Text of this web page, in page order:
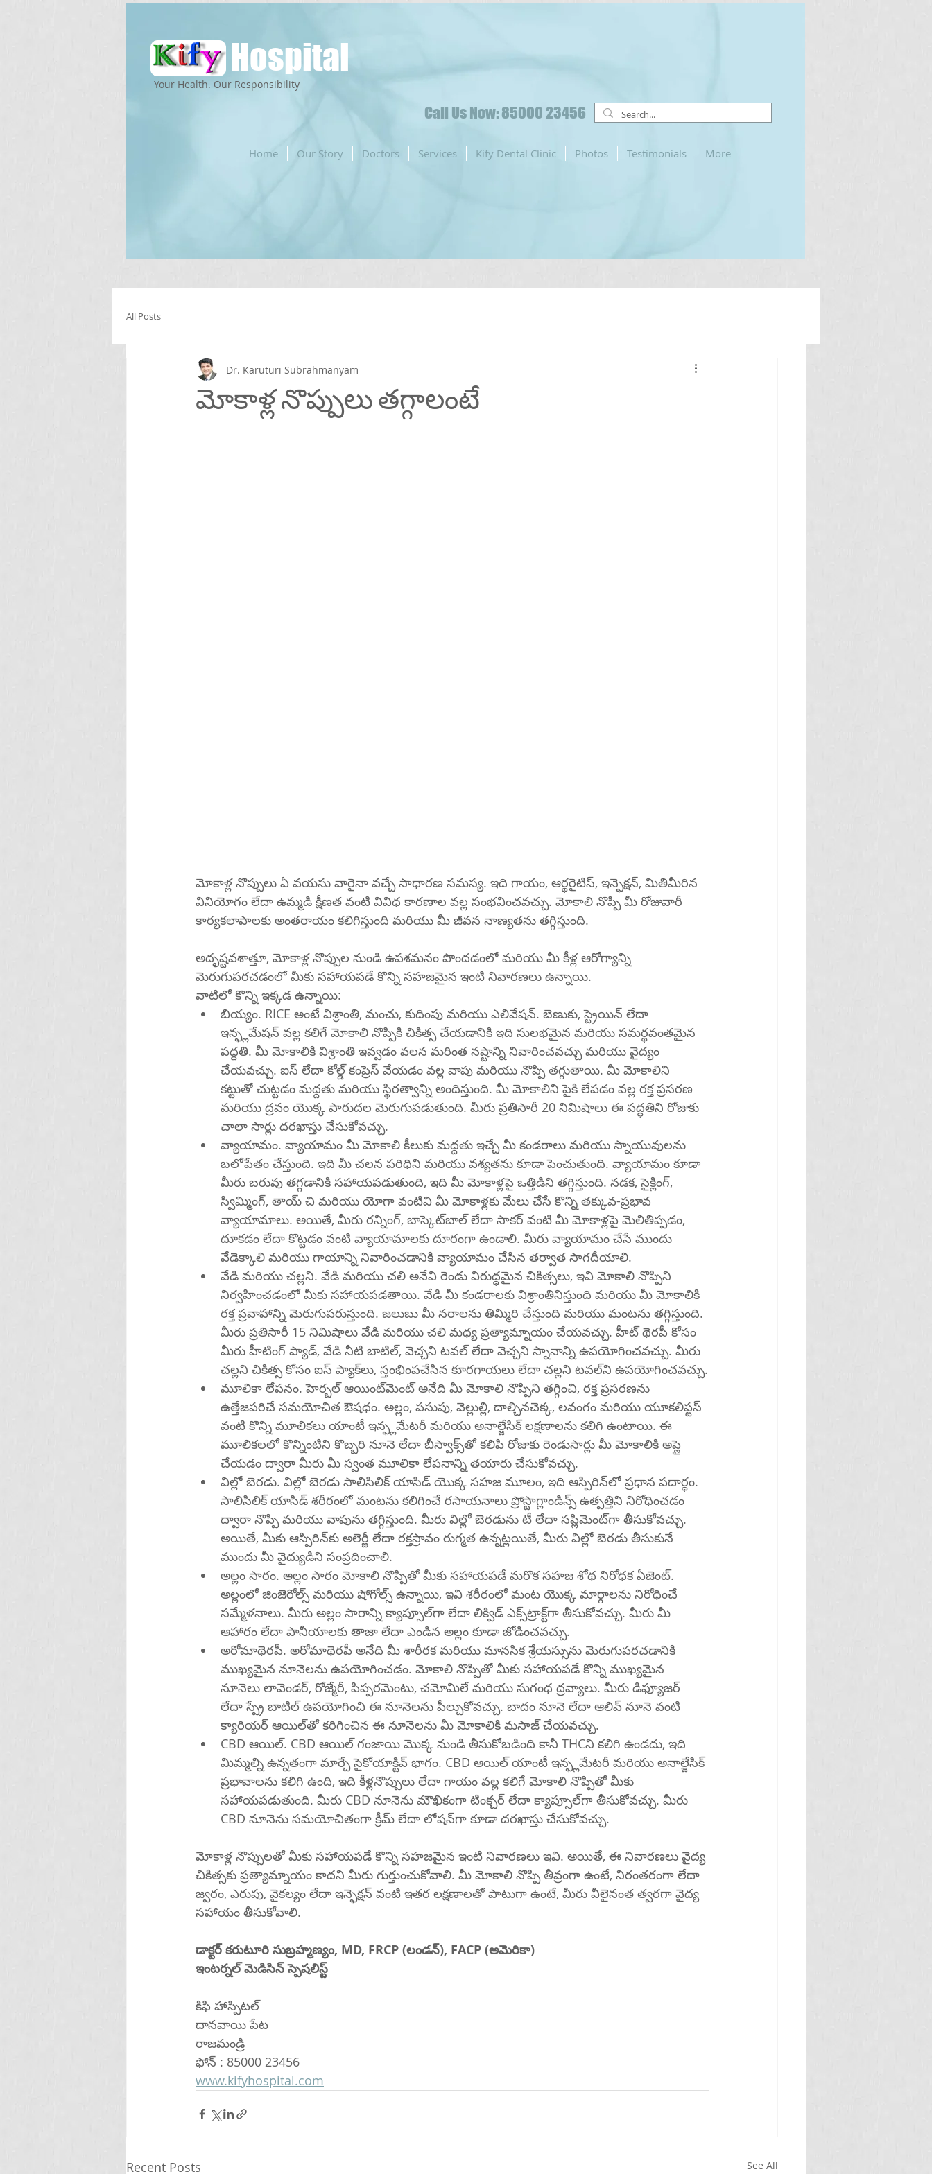
Hospital
Call Us Now: 85000 23456
Home Our Story Doctors Services Kify Dental Clinic Photos Testimonials More
Your Health. Our Responsibility
All Posts
మోకాళ్ల నొప్పులు తగ్గాలంటే
Dr. Karuturi Subrahmanyam
మోకాళ్ల నొప్పులు ఏ వయసు వారైనా వచ్చే సాధారణ సమస్య. ఇది గాయం, ఆర్థరైటిస్, ఇన్ఫెక్షన్, మితిమీరిన
వినియోగం లేదా ఉమ్మడి క్షీణత వంటి వివిధ కారణాల వల్ల సంభవించవచ్చు. మోకాలి నొప్పి మీ రోజువారీ
కార్యకలాపాలకు అంతరాయం కలిగిస్తుంది మరియు మీ జీవన నాణ్యతను తగ్గిస్తుంది.
అదృష్టవశాత్తూ, మోకాళ్ల నొప్పుల నుండి ఉపశమనం పొందడంలో మరియు మీ కీళ్ల ఆరోగ్యాన్ని
మెరుగుపరచడంలో మీకు సహాయపడే కొన్ని సహజమైన ఇంటి నివారణలు ఉన్నాయి.
వాటిలో కొన్ని ఇక్కడ ఉన్నాయి:
బియ్యం. RICE అంటే విశ్రాంతి, మంచు, కుదింపు మరియు ఎలివేషన్. బెణుకు, స్ట్రెయిన్ లేదా
ఇన్ఫ్లమేషన్ వల్ల కలిగే మోకాలి నొప్పికి చికిత్స చేయడానికి ఇది సులభమైన మరియు సమర్థవంతమైన
పద్ధతి. మీ మోకాలికి విశ్రాంతి ఇవ్వడం వలన మరింత నష్టాన్ని నివారించవచ్చు మరియు వైద్యం
చేయవచ్చు. ఐస్ లేదా కోల్డ్ కంప్రెస్ వేయడం వల్ల వాపు మరియు నొప్పి తగ్గుతాయి. మీ మోకాలిని
కట్టుతో చుట్టడం మద్దతు మరియు స్థిరత్వాన్ని అందిస్తుంది. మీ మోకాలిని పైకి లేపడం వల్ల రక్త ప్రసరణ
మరియు ద్రవం యొక్క పారుదల మెరుగుపడుతుంది. మీరు ప్రతిసారీ 20 నిమిషాలు ఈ పద్ధతిని రోజుకు
చాలా సార్లు దరఖాస్తు చేసుకోవచ్చు.
వ్యాయామం. వ్యాయామం మీ మోకాలి కీలుకు మద్దతు ఇచ్చే మీ కండరాలు మరియు స్నాయువులను
బలోపేతం చేస్తుంది. ఇది మీ చలన పరిధిని మరియు వశ్యతను కూడా పెంచుతుంది. వ్యాయామం కూడా
మీరు బరువు తగ్గడానికి సహాయపడుతుంది, ఇది మీ మోకాళ్లపై ఒత్తిడిని తగ్గిస్తుంది. నడక, సైక్లింగ్,
స్విమ్మింగ్, తాయ్ చి మరియు యోగా వంటివి మీ మోకాళ్లకు మేలు చేసే కొన్ని తక్కువ-ప్రభావ
వ్యాయామాలు. అయితే, మీరు రన్నింగ్, బాస్కెట్‌బాల్ లేదా సాకర్ వంటి మీ మోకాళ్లపై మెలితిప్పడం,
దూకడం లేదా కొట్టడం వంటి వ్యాయామాలకు దూరంగా ఉండాలి. మీరు వ్యాయామం చేసే ముందు
వేడెక్కాలి మరియు గాయాన్ని నివారించడానికి వ్యాయామం చేసిన తర్వాత సాగదీయాలి.
వేడి మరియు చల్లని. వేడి మరియు చలి అనేవి రెండు విరుద్ధమైన చికిత్సలు, ఇవి మోకాలి నొప్పిని
నిర్వహించడంలో మీకు సహాయపడతాయి. వేడి మీ కండరాలకు విశ్రాంతినిస్తుంది మరియు మీ మోకాలికి
రక్త ప్రవాహాన్ని మెరుగుపరుస్తుంది. జలుబు మీ నరాలను తిమ్మిరి చేస్తుంది మరియు మంటను తగ్గిస్తుంది.
మీరు ప్రతిసారీ 15 నిమిషాలు వేడి మరియు చలి మధ్య ప్రత్యామ్నాయం చేయవచ్చు. హీట్ థెరపీ కోసం
మీరు హీటింగ్ ప్యాడ్, వేడి నీటి బాటిల్, వెచ్చని టవల్ లేదా వెచ్చని స్నానాన్ని ఉపయోగించవచ్చు. మీరు
చల్లని చికిత్స కోసం ఐస్ ప్యాక్‌లు, స్తంభింపచేసిన కూరగాయలు లేదా చల్లని టవల్‌ని ఉపయోగించవచ్చు.
మూలికా లేపనం. హెర్బల్ ఆయింట్‌మెంట్ అనేది మీ మోకాలి నొప్పిని తగ్గించి, రక్త ప్రసరణను
ఉత్తేజపరిచే సమయోచిత ఔషధం. అల్లం, పసుపు, వెల్లుల్లి, దాల్చినచెక్క, లవంగం మరియు యూకలిప్టస్
వంటి కొన్ని మూలికలు యాంటీ ఇన్ఫ్లమేటరీ మరియు అనాల్జేసిక్ లక్షణాలను కలిగి ఉంటాయి. ఈ
మూలికలలో కొన్నింటిని కొబ్బరి నూనె లేదా బీస్వాక్స్‌తో కలిపి రోజుకు రెండుసార్లు మీ మోకాలికి అప్లై
చేయడం ద్వారా మీరు మీ స్వంత మూలికా లేపనాన్ని తయారు చేసుకోవచ్చు.
విల్లో బెరడు. విల్లో బెరడు సాలిసిలిక్ యాసిడ్ యొక్క సహజ మూలం, ఇది ఆస్పిరిన్‌లో ప్రధాన పదార్ధం.
సాలిసిలిక్ యాసిడ్ శరీరంలో మంటను కలిగించే రసాయనాలు ప్రోస్టాగ్లాండిన్స్ ఉత్పత్తిని నిరోధించడం
ద్వారా నొప్పి మరియు వాపును తగ్గిస్తుంది. మీరు విల్లో బెరడును టీ లేదా సప్లిమెంట్‌గా తీసుకోవచ్చు.
అయితే, మీకు ఆస్పిరిన్‌కు అలెర్జీ లేదా రక్తస్రావం రుగ్మత ఉన్నట్లయితే, మీరు విల్లో బెరడు తీసుకునే
ముందు మీ వైద్యుడిని సంప్రదించాలి.
అల్లం సారం. అల్లం సారం మోకాలి నొప్పితో మీకు సహాయపడే మరొక సహజ శోథ నిరోధక ఏజెంట్.
అల్లంలో జింజెరోల్స్ మరియు షోగోల్స్ ఉన్నాయి, ఇవి శరీరంలో మంట యొక్క మార్గాలను నిరోధించే
సమ్మేళనాలు. మీరు అల్లం సారాన్ని క్యాప్సూల్‌గా లేదా లిక్విడ్ ఎక్స్‌ట్రాక్ట్‌గా తీసుకోవచ్చు. మీరు మీ
ఆహారం లేదా పానీయాలకు తాజా లేదా ఎండిన అల్లం కూడా జోడించవచ్చు.
అరోమాథెరపీ. అరోమాథెరపీ అనేది మీ శారీరక మరియు మానసిక శ్రేయస్సును మెరుగుపరచడానికి
ముఖ్యమైన నూనెలను ఉపయోగించడం. మోకాలి నొప్పితో మీకు సహాయపడే కొన్ని ముఖ్యమైన
నూనెలు లావెండర్, రోజ్మేరీ, పిప్పరమెంటు, చమోమిలే మరియు సుగంధ ద్రవ్యాలు. మీరు డిఫ్యూజర్
లేదా స్ప్రే బాటిల్ ఉపయోగించి ఈ నూనెలను పీల్చుకోవచ్చు. బాదం నూనె లేదా ఆలివ్ నూనె వంటి
క్యారియర్ ఆయిల్‌తో కరిగించిన ఈ నూనెలను మీ మోకాలికి మసాజ్ చేయవచ్చు.
CBD ఆయిల్. CBD ఆయిల్ గంజాయి మొక్క నుండి తీసుకోబడింది కానీ THCని కలిగి ఉండదు, ఇది
మిమ్మల్ని ఉన్నతంగా మార్చే సైకోయాక్టివ్ భాగం. CBD ఆయిల్ యాంటీ ఇన్ఫ్లమేటరీ మరియు అనాల్జేసిక్
ప్రభావాలను కలిగి ఉంది, ఇది కీళ్లనొప్పులు లేదా గాయం వల్ల కలిగే మోకాలి నొప్పితో మీకు
సహాయపడుతుంది. మీరు CBD నూనెను మౌఖికంగా టింక్చర్ లేదా క్యాప్సూల్‌గా తీసుకోవచ్చు. మీరు
CBD నూనెను సమయోచితంగా క్రీమ్ లేదా లోషన్‌గా కూడా దరఖాస్తు చేసుకోవచ్చు.
మోకాళ్ల నొప్పులతో మీకు సహాయపడే కొన్ని సహజమైన ఇంటి నివారణలు ఇవి. అయితే, ఈ నివారణలు వైద్య
చికిత్సకు ప్రత్యామ్నాయం కాదని మీరు గుర్తుంచుకోవాలి. మీ మోకాలి నొప్పి తీవ్రంగా ఉంటే, నిరంతరంగా లేదా
జ్వరం, ఎరుపు, వైకల్యం లేదా ఇన్ఫెక్షన్ వంటి ఇతర లక్షణాలతో పాటుగా ఉంటే, మీరు వీలైనంత త్వరగా వైద్య
సహాయం తీసుకోవాలి.
డాక్టర్ కరుటూరి సుబ్రహ్మణ్యం, MD, FRCP (లండన్), FACP (అమెరికా)
ఇంటర్నల్ మెడిసిన్ స్పెషలిస్ట్
కిఫి హాస్పిటల్
దానవాయి పేట
రాజమండ్రి
ఫోన్ : 85000 23456
www.kifyhospital.com
Recent Posts See All